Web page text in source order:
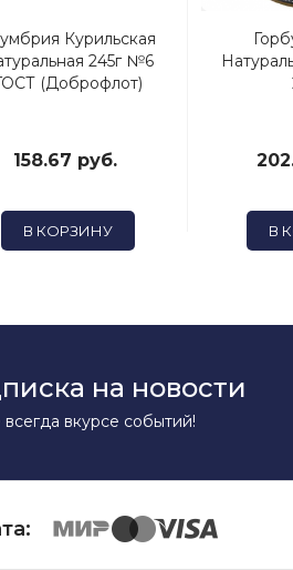
Курильская
245г №6
(Доброфлот)
158.67 руб.
В КОРЗИНУ В
на новости
всегда вкурсе событий!